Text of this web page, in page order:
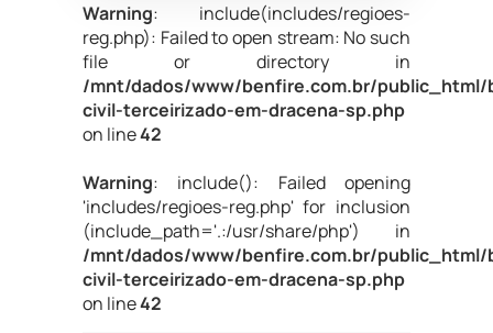
Warning: include(includes/regioes-
reg.php): Failed to open stream: No such
file or directory in
/mnt/dados/www/benfire.com.br/public_html/
civil-terceirizado-em-dracena-sp.php
on line42
Warning: include(): Failed opening
'includes/regioes-reg.php' for inclusion
(include_path='.:/usr/share/php') in
/mnt/dados/www/benfire.com.br/public_html/
civil-terceirizado-em-dracena-sp.php
on line42